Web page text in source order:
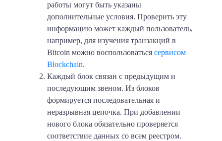
работы могут быть указаны
дополнительные условия. Проверить эту
информацию может каждый пользователь,
например, для изучения транзакций в
Bitcoin можно воспользоваться сервисом
Blockchain.
Каждый блок связан с предыдущим и
последующим звеном. Из блоков
формируется последовательная и
неразрывная цепочка. При добавлении
нового блока обязательно проверяется
соответствие данных со всем реестром.